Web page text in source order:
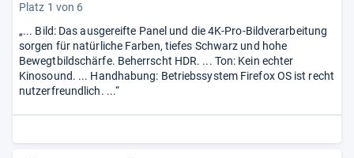
Platz 1 von 6
„... Bild: Das ausgereifte Panel und die 4K-Pro-Bildverarbeitung
sorgen für natürliche Farben, tiefes Schwarz und hohe
Bewegtbildschärfe. Beherrscht HDR. ... Ton: Kein echter
Kinosound. ... Handhabung: Betriebssystem Firefox OS ist recht
nutzerfreundlich. ...“